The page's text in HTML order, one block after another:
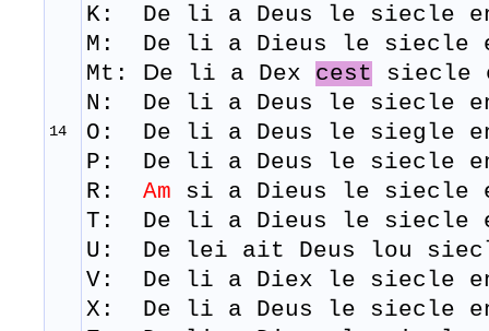
14
K: De li a Deus le siecle
M: De
li a Dieus le siecle
Mt: De li a Dex cest siecle
N: De li a Deus le siecle
O: De li a Deus le siegle
P: De li a Deus le siecle
R: Am si a Dieus le siecle
​T: De
li a Dieus le siecle
U: De lei ait Deus lou
V: De li a Diex le siecle
X: De li a Deus le siecle